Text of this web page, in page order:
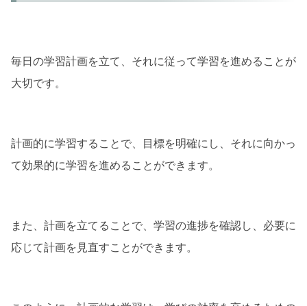
毎日の学習計画を立て、それに従って学習を進めることが
大切です。
計画的に学習することで、目標を明確にし、それに向かっ
て効果的に学習を進めることができます。
また、計画を立てることで、学習の進捗を確認し、必要に
応じて計画を見直すことができます。